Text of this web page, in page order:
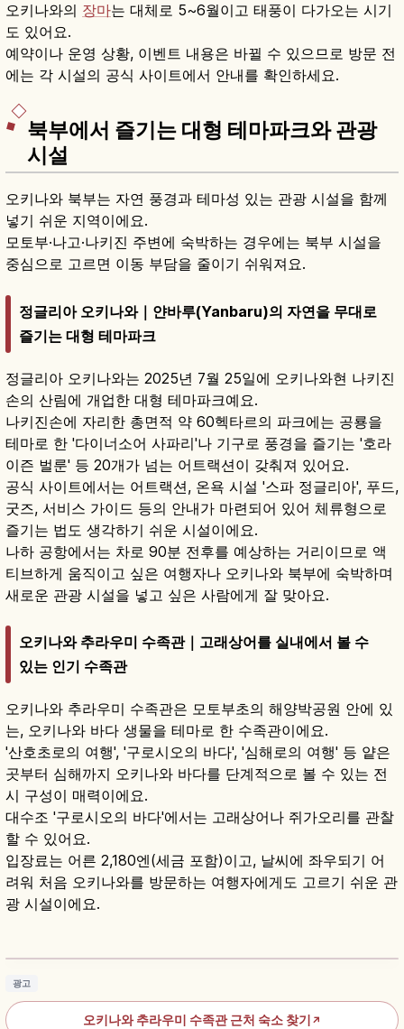
오키나와의 장마는 대체로 5~6월이고 태풍이 다가오는 시기
도 있어요.
예약이나 운영 상황, 이벤트 내용은 바뀔 수 있으므로 방문 전
에는 각 시설의 공식 사이트에서 안내를 확인하세요.
북부에서 즐기는 대형 테마파크와 관광
시설
오키나와 북부는 자연 풍경과 테마성 있는 관광 시설을 함께
넣기 쉬운 지역이에요.
모토부·나고·나키진 주변에 숙박하는 경우에는 북부 시설을
중심으로 고르면 이동 부담을 줄이기 쉬워져요.
정글리아 오키나와｜얀바루(Yanbaru)의 자연을 무대로
즐기는 대형 테마파크
정글리아 오키나와는 2025년 7월 25일에 오키나와현 나키진
손의 산림에 개업한 대형 테마파크예요.
나키진손에 자리한 총면적 약 60헥타르의 파크에는 공룡을
테마로 한 '다이너소어 사파리'나 기구로 풍경을 즐기는 '호라
이즌 벌룬' 등 20개가 넘는 어트랙션이 갖춰져 있어요.
공식 사이트에서는 어트랙션, 온욕 시설 '스파 정글리아', 푸드,
굿즈, 서비스 가이드 등의 안내가 마련되어 있어 체류형으로
즐기는 법도 생각하기 쉬운 시설이에요.
나하 공항에서는 차로 90분 전후를 예상하는 거리이므로 액
티브하게 움직이고 싶은 여행자나 오키나와 북부에 숙박하며
새로운 관광 시설을 넣고 싶은 사람에게 잘 맞아요.
오키나와 추라우미 수족관｜고래상어를 실내에서 볼 수
있는 인기 수족관
오키나와 추라우미 수족관은 모토부초의 해양박공원 안에 있
는, 오키나와 바다 생물을 테마로 한 수족관이에요.
'산호초로의 여행', '구로시오의 바다', '심해로의 여행' 등 얕은
곳부터 심해까지 오키나와 바다를 단계적으로 볼 수 있는 전
시 구성이 매력이에요.
대수조 '구로시오의 바다'에서는 고래상어나 쥐가오리를 관찰
할 수 있어요.
입장료는 어른 2,180엔(세금 포함)이고, 날씨에 좌우되기 어
려워 처음 오키나와를 방문하는 여행자에게도 고르기 쉬운 관
광 시설이에요.
추라우미 수족관｜오키나와 7,500㎥ 구로시오
광고
오키나와 추라우미 수족관 근처 숙소 찾기 ↗